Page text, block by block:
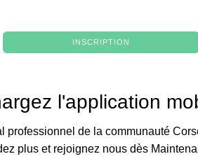
INSCRIPTION
l'application
professionnel de la communauté
plus et rejoignez nous dès